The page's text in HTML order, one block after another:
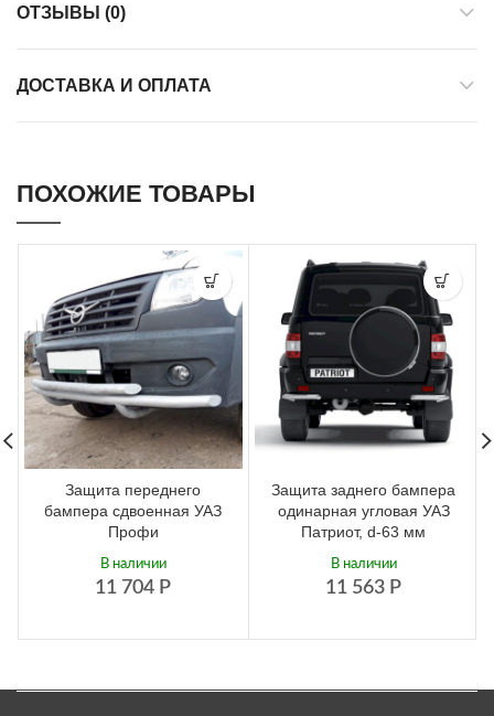
ОТЗЫВЫ (0)
ДОСТАВКА И ОПЛАТА
ПОХОЖИЕ ТОВАРЫ
Защита переднего
бампера сдвоенная УАЗ
Профи
11 704 Р
В наличии
Защита заднего бампера
одинарная угловая УАЗ
Патриот, d-63 мм
11 563 Р
В наличии